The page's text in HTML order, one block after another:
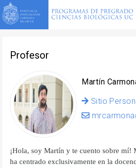
Profesor
Martín
Sitio
¡Hola, soy Martín y te cuento sobre mí!
ha centrado exclusivamente en la